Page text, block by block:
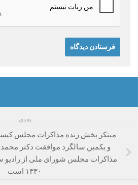
بعدی
و یکمین سالگرد موافقت دکتر
مذاکرات مجلس شورای ملی از رادیو
۱۳۳۰ است